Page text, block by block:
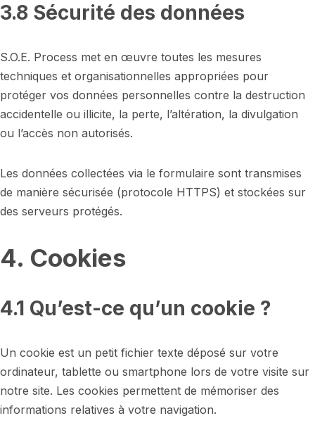
3.8 Sécurité des données
S.O.E. Process met en œuvre toutes les mesures
techniques et organisationnelles appropriées pour
protéger vos données personnelles contre la destruction
accidentelle ou illicite, la perte, l’altération, la divulgation
ou l’accès non autorisés.
Les données collectées via le formulaire sont transmises
de manière sécurisée (protocole HTTPS) et stockées sur
des serveurs protégés.
4. Cookies
4.1 Qu’est-ce qu’un cookie ?
Un cookie est un petit fichier texte déposé sur votre
ordinateur, tablette ou smartphone lors de votre visite sur
notre site. Les cookies permettent de mémoriser des
informations relatives à votre navigation.